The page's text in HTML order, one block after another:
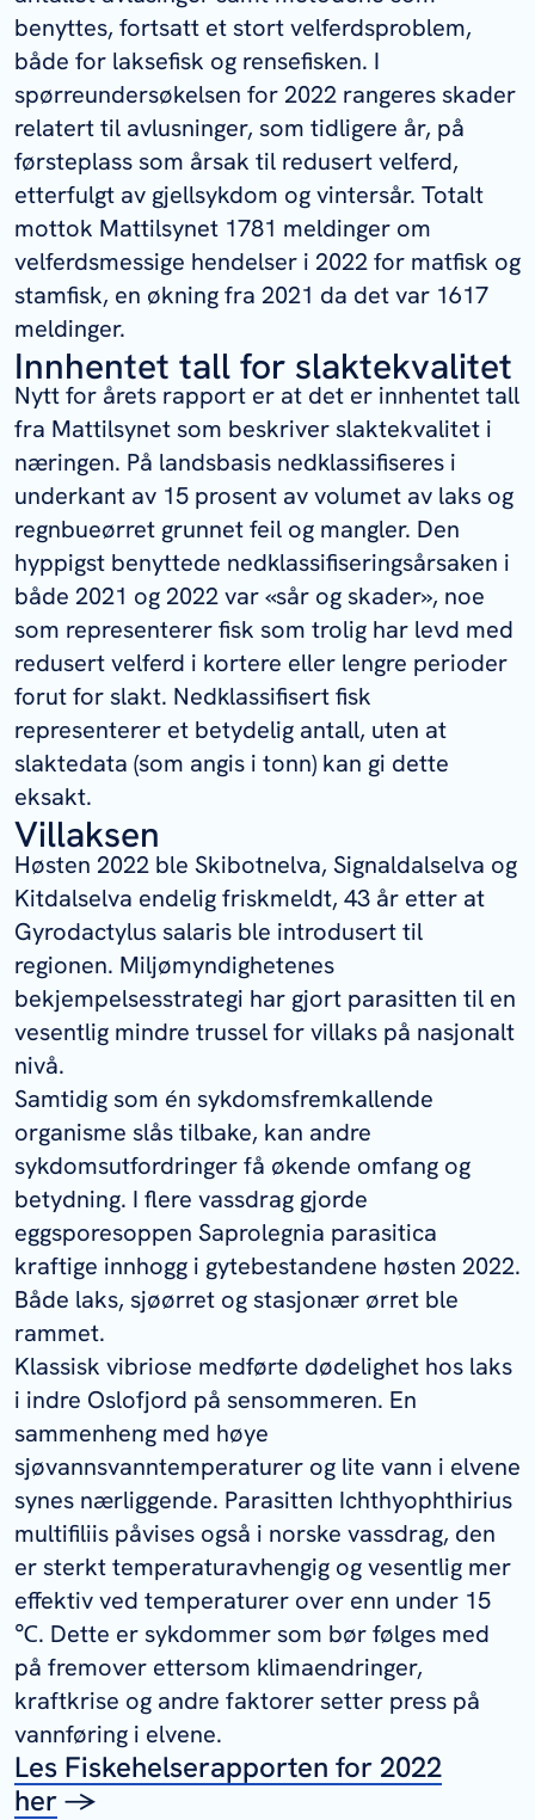
benyttes, fortsatt et stort velferdsproblem,
både for laksefisk og rensefisken. I
spørreundersøkelsen for 2022 rangeres skader
relatert til avlusninger, som tidligere år, på
førsteplass som årsak til redusert velferd,
etterfulgt av gjellsykdom og vintersår. Totalt
mottok Mattilsynet 1781 meldinger om
velferdsmessige hendelser i 2022 for matfisk og
stamfisk, en økning fra 2021 da det var 1617
meldinger.
Innhentet tall for slaktekvalitet
Nytt for årets rapport er at det er innhentet tall
fra Mattilsynet som beskriver slaktekvalitet i
næringen. På landsbasis nedklassifiseres i
underkant av 15 prosent av volumet av laks og
regnbueørret grunnet feil og mangler. Den
hyppigst benyttede nedklassifiseringsårsaken i
både 2021 og 2022 var «sår og skader», noe
som representerer fisk som trolig har levd med
redusert velferd i kortere eller lengre perioder
forut for slakt. Nedklassifisert fisk
representerer et betydelig antall, uten at
slaktedata (som angis i tonn) kan gi dette
eksakt.
Villaksen
Høsten 2022 ble Skibotnelva, Signaldalselva og
Kitdalselva endelig friskmeldt, 43 år etter at
Gyrodactylus salaris ble introdusert til
regionen. Miljømyndighetenes
bekjempelsesstrategi har gjort parasitten til en
vesentlig mindre trussel for villaks på nasjonalt
nivå.
Samtidig som én sykdomsfremkallende
organisme slås tilbake, kan andre
sykdomsutfordringer få økende omfang og
betydning. I flere vassdrag gjorde
eggsporesoppen Saprolegnia parasitica
kraftige innhogg i gytebestandene høsten 2022.
Både laks, sjøørret og stasjonær ørret ble
rammet.
Klassisk vibriose medførte dødelighet hos laks
i indre Oslofjord på sensommeren. En
sammenheng med høye
sjøvannsvanntemperaturer og lite vann i elvene
synes nærliggende. Parasitten Ichthyophthirius
multifiliis påvises også i norske vassdrag, den
er sterkt temperaturavhengig og vesentlig mer
effektiv ved temperaturer over enn under 15
℃. Dette er sykdommer som bør følges med
på fremover ettersom klimaendringer,
kraftkrise og andre faktorer setter press på
vannføring i elvene.
Les Fiskehelserapporten for 2022
her→